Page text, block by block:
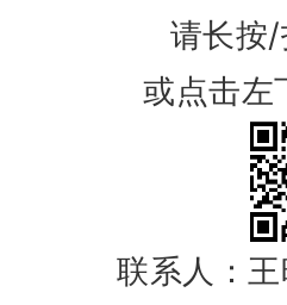
请长按
或点击左
联系人：